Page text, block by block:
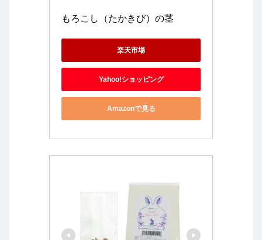
もろこし（たかきび）の茎
楽天市場
Yahoo!ショッピング
Amazonで見る